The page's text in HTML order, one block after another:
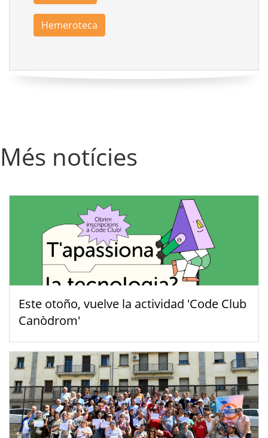
Hemeroteca
Més notícies
Este otoño, vuelve la actividad 'Code Club
Canòdrom'